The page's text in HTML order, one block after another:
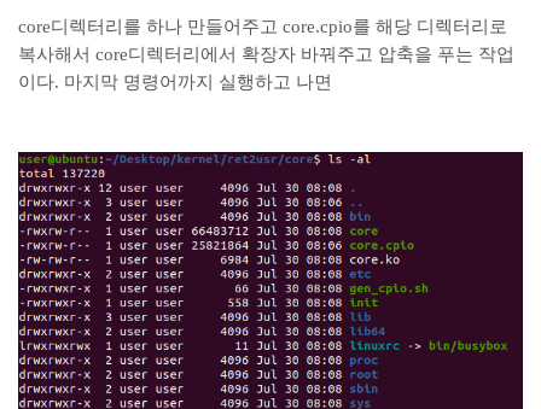
core디렉터리를 하나 만들어주고 core.cpio를 해당 디렉터리로
복사해서 core디렉터리에서 확장자 바꿔주고 압축을 푸는 작업
이다. 마지막 명령어까지 실행하고 나면